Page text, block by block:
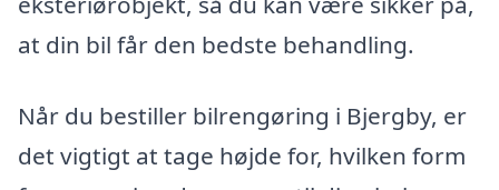
at din bil får den bedste behandling.
Når du bestiller bilrengøring i Bjergby, er
det vigtigt at tage højde for, hvilken form